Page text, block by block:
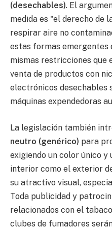
(desechables). El
medida es "el derecho de
respirar aire no
estas formas emergentes
mismas restricciones que
venta de productos con
electrónicos desechables
máquinas expendedoras
La legislación también
neutro (genérico) para
exigiendo un color único
interior como el exterior
su atractivo visual,
Toda publicidad y
relacionados con el
clubes de fumadores